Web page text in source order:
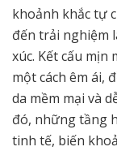
khoảnh khắc tự
đến trải nghiệm
xúc. Kết cấu mịn
một cách êm ái,
da mềm mại và
đó, những tầng
tinh tế, biến